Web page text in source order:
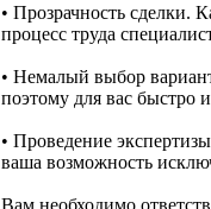
• Прозрачность сделки.
процесс труда
• Немалый выбор
поэтому для вас быстро
• Проведение
ваша возможность
Вам необходимо